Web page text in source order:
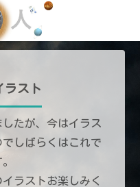
ラスト
たが、今はイラス
でしばらくはこれで
ラストお楽しみく